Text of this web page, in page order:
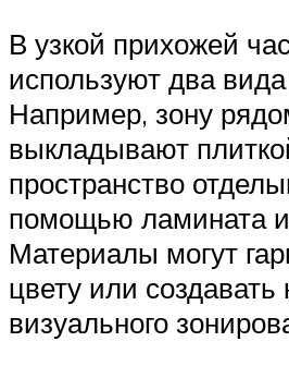
В узкой прихожей
используют два
Например, зону
выкладывают
пространство
помощью ламината
Материалы могут
цвету или создавать
визуального